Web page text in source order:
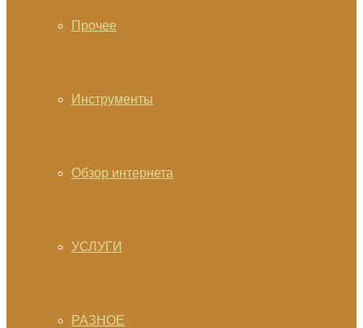
Прочее
Инструменты
Обзор интернета
УСЛУГИ
РАЗНОЕ